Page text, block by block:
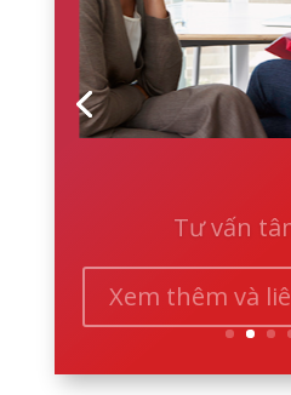
Tư vấn
Xem thêm và